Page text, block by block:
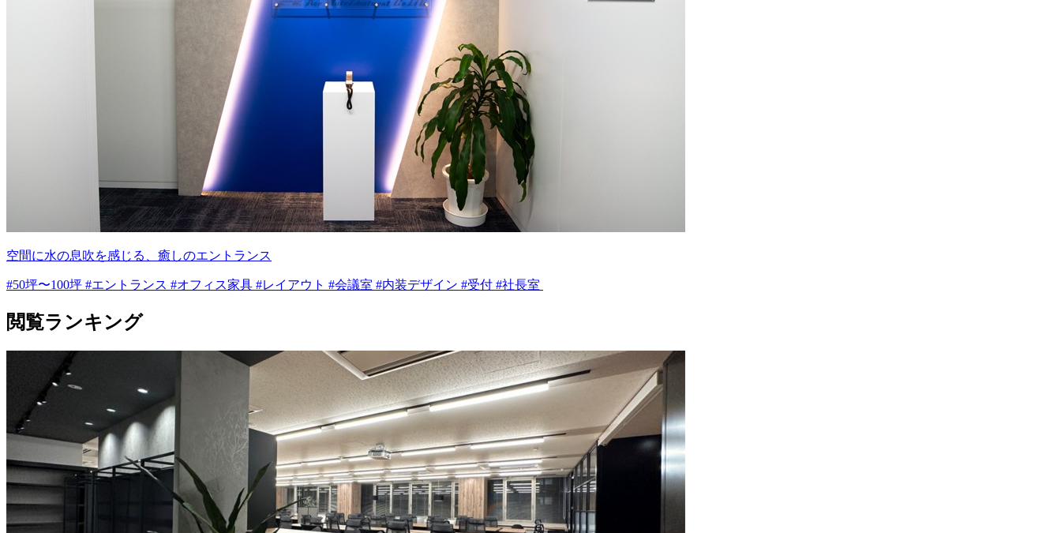
空間に水の息吹を感じる、癒しのエントランス
#50坪〜100坪 #エントランス #オフィス家具 #レイアウト #会議室 #内装デザイン #受付 #社長室
閲覧ランキング